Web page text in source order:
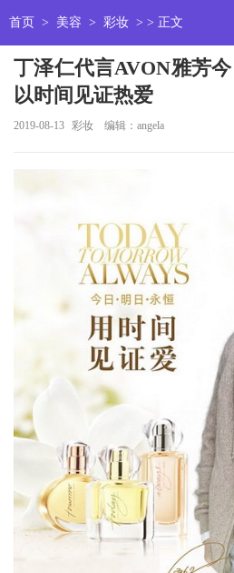
首页 > 美容 > 彩妆 > > 正文
丁泽仁代言AVON雅芳
以时间见证热爱
2019-08-13 彩妆 编辑：angela